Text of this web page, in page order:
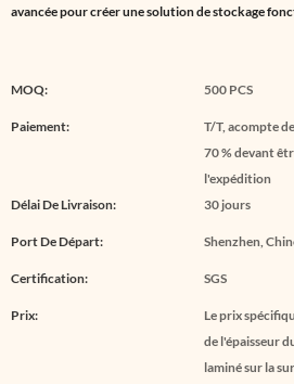
avancée pour créer une solution de stockage
MOQ: 500 PCS
Paiement:
T/T, acompte
70 % devant
l'expédition
Délai De Livraison:
30 jours
Port De Départ: Shenzhen,
Certification: SGS
Prix:
Le prix
de l'épaisseur
laminé sur la